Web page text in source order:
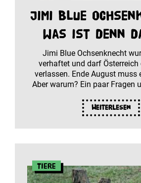
Jimi Blue
was ist denn
Jimi Blue Ochsenknecht
verhaftet und darf
verlassen. Ende August muss
Aber warum? Ein paar Fragen
Weiterlesen
Tiere